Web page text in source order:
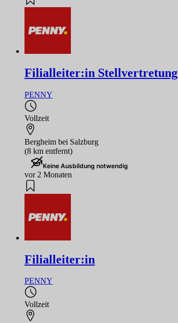
Filialleiter:in Stellvertretung
PENNY
Vollzeit
Bergheim bei Salzburg
(8 km entfernt)
Keine Ausbildung notwendig
vor 2 Monaten
Filialleiter:in
PENNY
Vollzeit